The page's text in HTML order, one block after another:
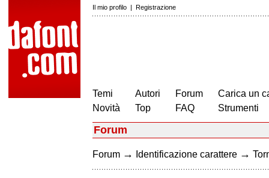
Il mio profilo | Registrazione
Temi
Novità
Autori
Top
Forum
FAQ
Carica un
Strumenti
Forum
Forum → Identificazione carattere →